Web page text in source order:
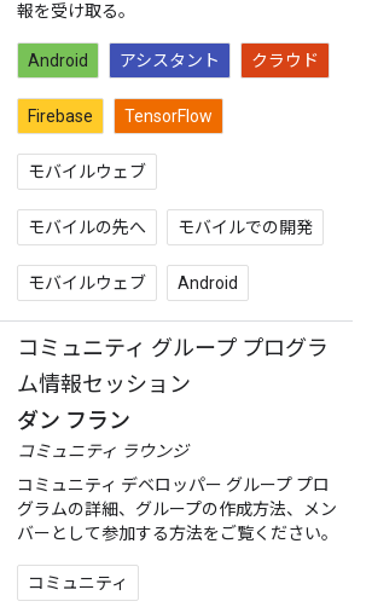
報を受け取る。
Android アシスタント クラウド
Firebase TensorFlow
モバイルウェブ
モバイルの先へ モバイルでの開発
モバイルウェブ Android
コミュニティ グループ プログラ
ム情報セッション
ダン フラン
コミュニティ ラウンジ
コミュニティ デベロッパー グループ プロ
グラムの詳細、グループの作成方法、メン
バーとして参加する方法をご覧ください。
コミュニティ